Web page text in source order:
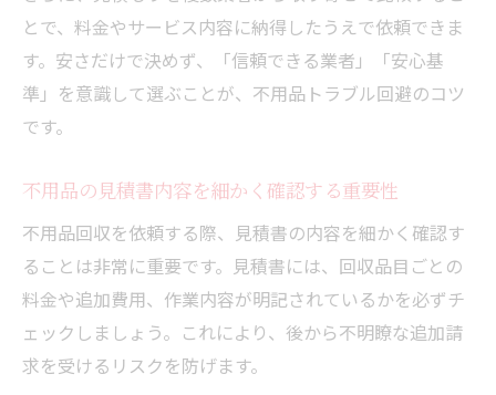
とで、料金やサービス内容に納得したうえで依頼できま
す。安さだけで決めず、「信頼できる業者」「安心基
準」を意識して選ぶことが、不用品トラブル回避のコツ
です。
不用品の見積書内容を細かく確認する重要性
不用品回収を依頼する際、見積書の内容を細かく確認す
ることは非常に重要です。見積書には、回収品目ごとの
料金や追加費用、作業内容が明記されているかを必ずチ
ェックしましょう。これにより、後から不明瞭な追加請
求を受けるリスクを防げます。